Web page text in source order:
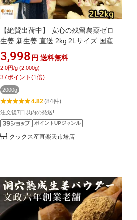
【絶賛出荷中】 安心の残留農薬ゼロ
生姜 新生姜 直送 2kg 2Lサイズ 国産
長崎 島原 JGAP取得 松本農園 朝どれ
当日出荷 大生姜 新しょうが 甘酢 佃煮
料理用途多数 新 生姜 シンショウガ し
んしょうが 産地直送 2026
3,998 円 送料無料
2.0円/g (2,000g)
37ポイント (1倍)
2000g
4.82(84件)
注文後7日以内の発送!
ポイントUPジャンル
クックス産直楽天市場店